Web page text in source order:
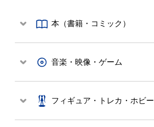
本（書籍・コミック）
音楽・映像・ゲーム
フィギュア・トレカ・ホビー